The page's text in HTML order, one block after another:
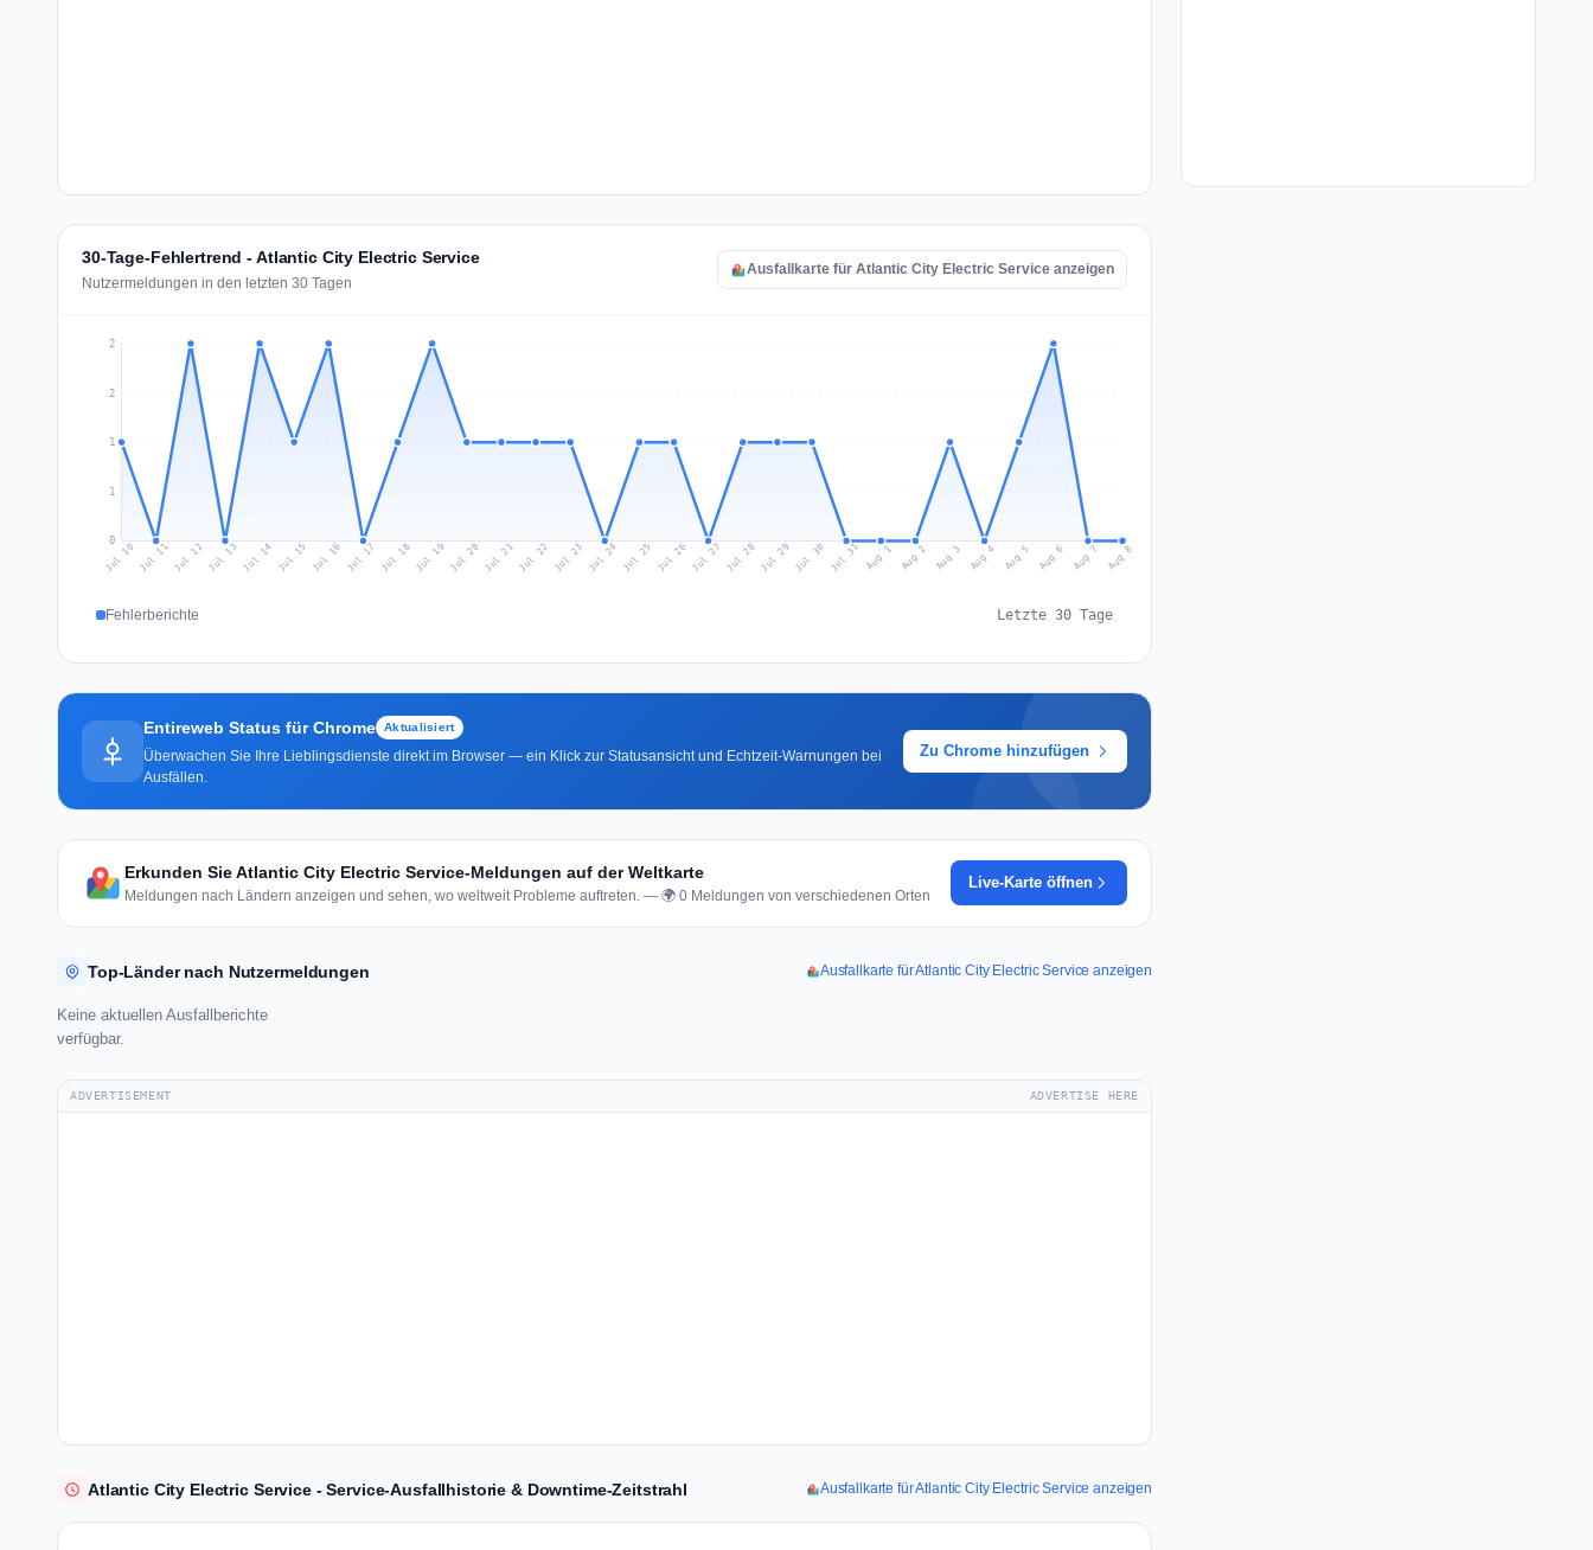
30-Tage-Fehlertrend - Atlantic City Electric Service
Nutzermeldungen in den letzten 30 Tagen
Ausfallkarte für Atlantic City Electric Service anzeigen
0
1
1
2
2
Jul 10 Jul 11Jul 12Jul 13 Jul 14 Jul 15 Jul 16 Jul 17 Jul 18Jul 19 Jul 20 Jul 21Jul 22 Jul 23 Jul 24 Jul 25 Jul 26Jul 27 Jul 28Jul 29 Jul 30 Jul 31 Aug 1 Aug 2 Aug 3 Aug 4 Aug 5 Aug 6 Aug 7 Aug 8
Fehlerberichte Letzte 30 Tage
Entireweb Status für Chrome Aktualisiert
Überwachen Sie Ihre Lieblingsdienste direkt im Browser — ein Klick zur Statusansicht und Echtzeit-Warnungen bei
Ausfällen.
Zu Chrome hinzufügen
Erkunden Sie Atlantic City Electric Service-Meldungen auf der Weltkarte
Meldungen nach Ländern anzeigen und sehen, wo weltweit Probleme auftreten. — 🌍 0 Meldungen von verschiedenen Orten
Live-Karte öffnen
Top-Länder nach Nutzermeldungen Ausfallkarte für Atlantic City Electric Service anzeigen
Keine aktuellen Ausfallberichte
verfügbar.
ADVERTISEMENT ADVERTISE HERE
Atlantic City Electric Service - Service-Ausfallhistorie & Downtime-Zeitstrahl Ausfallkarte für Atlantic City Electric Service anzeigen